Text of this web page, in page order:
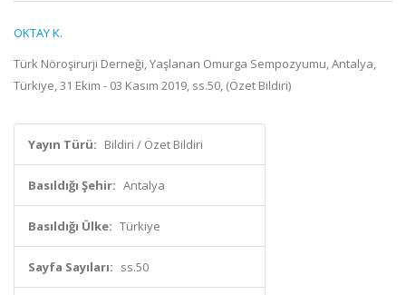
OKTAY K.
Türk Nöroşirurji Derneği, Yaşlanan Omurga Sempozyumu, Antalya,
Türkiye, 31 Ekim - 03 Kasım 2019, ss.50, (Özet Bildiri)
Yayın Türü: Bildiri / Özet Bildiri
Basıldığı Şehir: Antalya
Basıldığı Ülke: Türkiye
Sayfa Sayıları: ss.50